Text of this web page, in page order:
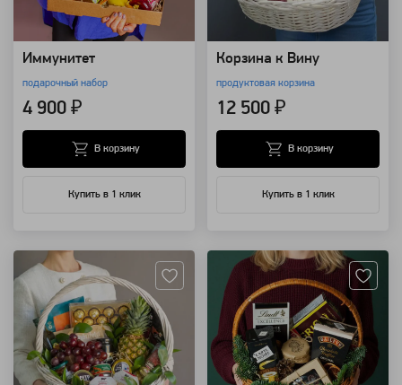
Иммунитет
подарочный набор
4 900 ₽
Купить в 1 клик
В корзину
Корзина к Вину
продуктовая корзина
12 500 ₽
Купить в 1 клик
В корзину